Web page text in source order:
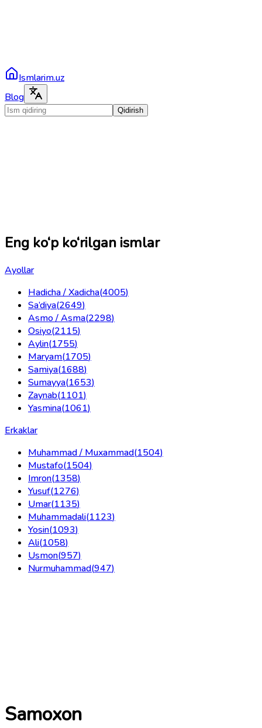
Ismlarim.uz
Blog
Qidirish
Eng ko‘p ko‘rilgan ismlar
Ayollar
Hadicha / Xadicha(4005)
Sa’diya(2649)
Asmo / Asma(2298)
Osiyo(2115)
Aylin(1755)
Maryam(1705)
Samiya(1688)
Sumayya(1653)
Zaynab(1101)
Yasmina(1061)
Erkaklar
Muhammad / Muxammad(1504)
Mustafo(1504)
Imron(1358)
Yusuf(1276)
Umar(1135)
Muhammadali(1123)
Yosin(1093)
Ali(1058)
Usmon(957)
Nurmuhammad(947)
Samoxon